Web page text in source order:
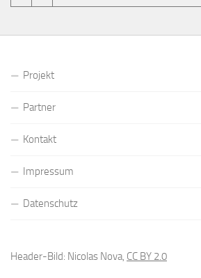
Projekt
Partner
Kontakt
Impressum
Datenschutz
Header-Bild: Nicolas Nova, CC BY 2.0